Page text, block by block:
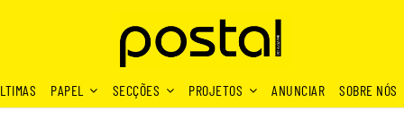
PAPEL SECÇÕES PROJETOS ANUNCIAR SOBRE NÓS